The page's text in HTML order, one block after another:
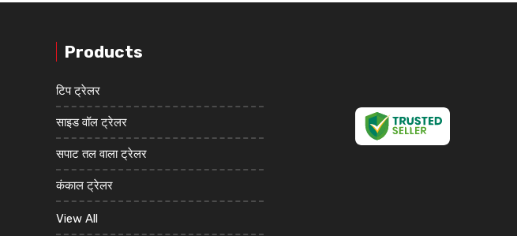
Products
टिप ट्रेलर
साइड वॉल ट्रेलर
सपाट तल वाला ट्रेलर
कंकाल ट्रेलर
Containers
View All